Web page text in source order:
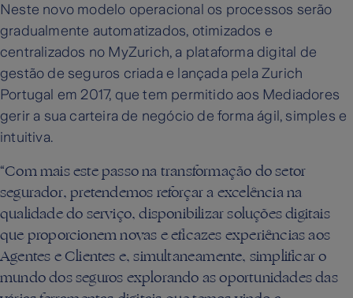
Neste novo modelo operacional os processos serão
gradualmente automatizados, otimizados e
centralizados no MyZurich, a plataforma digital de
gestão de seguros criada e lançada pela Zurich
Portugal em 2017, que tem permitido aos Mediadores
gerir a sua carteira de negócio de forma ágil, simples e
intuitiva.
“Com mais este passo na transformação do setor
segurador, pretendemos reforçar a excelência na
qualidade do serviço, disponibilizar soluções digitais
que proporcionem novas e eficazes experiências aos
Agentes e Clientes e, simultaneamente, simplificar o
mundo dos seguros explorando as oportunidades das